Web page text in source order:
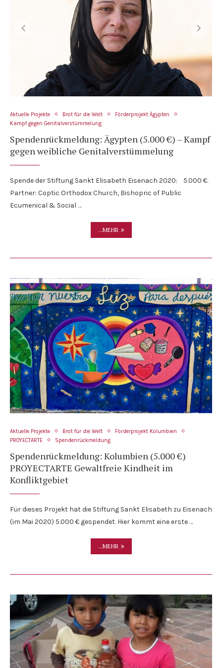
Aktuelle Projekte Brot für die Welt
Förderprojekt Ägypten
Kampf gegen Genitalverstümmelung
Spendenrückmeldung: Ägypten (5.000 €) – Kampf
gegen weibliche Genitalverstümmelung
Spende der Stiftung Sankt Elisabeth Eisenach 2020: 5.000 €.
Partner: Coptic Orthodox Church, Bishopric of Public
Ecumenical & Social …
...MEHR
Aktuelle Projekte Brot für die Welt
Förderprojekt Kolumbien
PROYECTARTE
Spendenrückmeldung
Spendenrückmeldung: Kolumbien (5.000 €)
PROYECTARTE Gewaltfreie Kindheit im
Konfliktgebiet
Für dieses Projekt hat die Stiftung Sankt Elisabeth zu Eisenach
(im Mai 2020) 5.000 € gespendet. Hier kommt eine erste …
...MEHR